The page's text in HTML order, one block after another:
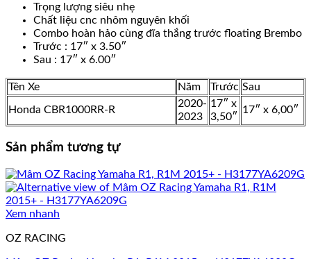
Trọng lượng siêu nhẹ
Chất liệu cnc nhôm nguyên khối
Combo hoàn hảo cùng đĩa thắng trước floating Brembo
Trước : 17″ x 3.50″
Sau : 17″ x 6.00″
Tên Xe Năm Trước Sau
Honda CBR1000RR-R
2020-
2023
17″ x
3,50″
17″ x 6,00″
Sản phẩm tương tự
Xem nhanh
OZ RACING